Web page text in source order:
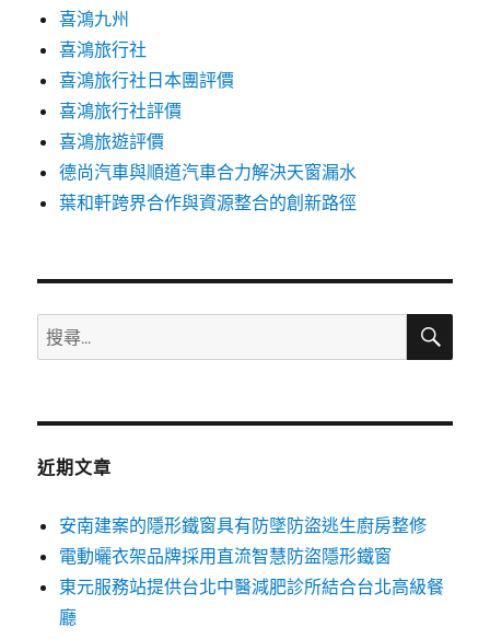
喜鴻九州
喜鴻旅行社
喜鴻旅行社日本團評價
喜鴻旅行社評價
喜鴻旅遊評價
德尚汽車與順道汽車合力解決天窗漏水
葉和軒跨界合作與資源整合的創新路徑
搜
尋
鍵
搜
近期文章
安南建案的隱形鐵窗具有防墜防盜逃生廚房整修
電動曬衣架品牌採用直流智慧防盜隱形鐵窗
東元服務站提供台北中醫減肥診所結合台北高級餐
廳